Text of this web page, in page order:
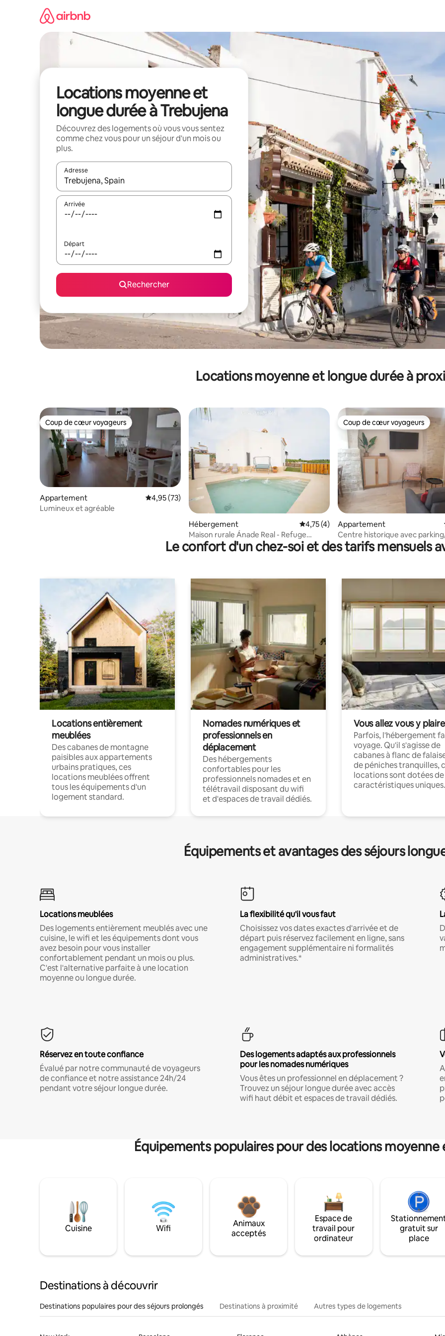
Locations moyenne et
longue durée à Trebujena
Découvrez des logements où vous vous sentez
comme chez vous pour un séjour d'un mois ou
plus.
Adresse
Lorsque les résultats s'affichent, utilisez les flèches vers le haut et vers le bas pour les parcourir ou en appuyant et en
Arrivée
Départ
Rechercher
Locations moyenne et longue durée à
Coup de cœur voyageurs
Coup de cœur voyageurs
Appartement Évaluation moyenne sur la base de 73 commentaires : 4,95 sur 5
4,95 (73)
Lumineux et agréable
Hébergement
Évaluation moyenne sur la base de 4
4,75 (4)
Maison rurale Ánade Real - Refuge
Piscine et Cheminée
Coup de cœur voyageurs
Coup de cœur voyageurs
Appartement
Centre historique avec
Fi/climatisation au centre
Le confort d'un chez-soi et des tarifs mensuels
Locations entièrement
meublées
Des cabanes de montagne
paisibles aux appartements
urbains pratiques, ces
locations meublées offrent
tous les équipements d'un
logement standard.
Nomades numériques et
professionnels en
déplacement
Des hébergements
confortables pour les
professionnels nomades et en
télétravail disposant du wifi
et d'espaces de travail dédiés.
Vous allez vous y plaire
Parfois, l'hébergement
voyage. Qu'il s'agisse de
cabanes à flanc de
de péniches tranquilles,
locations sont dotées de
caractéristiques uniques.
Équipements et avantages des séjours
Locations meublées
Des logements entièrement meublés avec une
cuisine, le wifi et les équipements dont vous
avez besoin pour vous installer
confortablement pendant un mois ou plus.
C'est l'alternative parfaite à une location
moyenne ou longue durée.
La flexibilité qu'il vous faut
Choisissez vos dates exactes d'arrivée et de
départ puis réservez facilement en ligne, sans
engagement supplémentaire ni formalités
administratives.*
Réservez en toute confiance
Évalué par notre communauté de voyageurs
de confiance et notre assistance 24h/24
pendant votre séjour longue durée.
Des logements adaptés aux professionnels
pour les nomades numériques
Vous êtes un professionnel en déplacement ?
Trouvez un séjour longue durée avec accès
wifi haut débit et espaces de travail dédiés.
Équipements populaires pour des locations
Cuisine Wifi
Animaux
acceptés
Espace de
travail pour
ordinateur
gratuit sur
place
Destinations à découvrir
Destinations populaires pour des séjours prolongés Destinations à proximité Autres types de logements